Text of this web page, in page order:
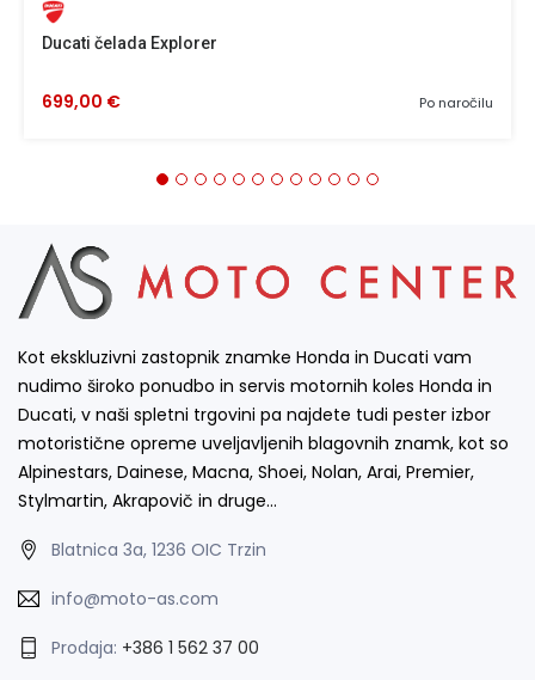
Ducati čelada Explorer
Po naročilu
699,00 €
Kot ekskluzivni zastopnik znamke Honda in Ducati vam
nudimo široko ponudbo in servis motornih koles Honda in
Ducati, v naši spletni trgovini pa najdete tudi pester izbor
motoristične opreme uveljavljenih blagovnih znamk, kot so
Alpinestars, Dainese, Macna, Shoei, Nolan, Arai, Premier,
Stylmartin, Akrapovič in druge…
Blatnica 3a, 1236 OIC Trzin
info@moto-as.com
Prodaja: +386 1 562 37 00